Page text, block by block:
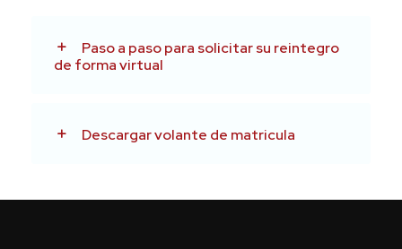
Paso a paso para solicitar su reintegro
de forma virtual
Descargar volante de matricula